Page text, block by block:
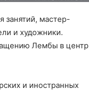
занятий, мастер-
и художники.
Лембы в центр
и иностранных